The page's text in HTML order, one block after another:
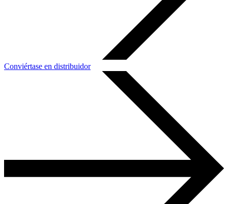
Conviértase en distribuidor